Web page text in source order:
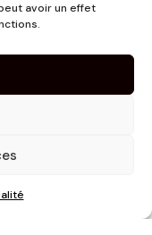
avoir un effet